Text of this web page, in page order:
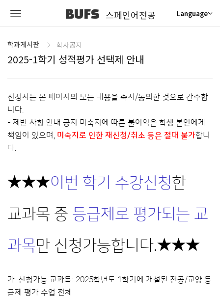
BUFS 스페인어전공 Language
학과게시판 학사공지
2025-1학기 성적평가 선택제 안내
신청자는 본 페이지의 모든 내용을 숙지/동의한 것으로 간주합
니다.
- 제반 사항 안내 공지 미숙지에 따른 불이익은 학생 본인에게
책임이 있으며, 미숙지로 인한 재신청/취소 등은 절대 불가합니
다.
★★★이번 학기 수강신청한
교과목 중 등급제로 평가되는 교
과목만 신청가능합니다.★★★
가. 신청가능 교과목: 2025학년도 1학기에 개설된 전공/교양 등
급제 평가 수업 전체